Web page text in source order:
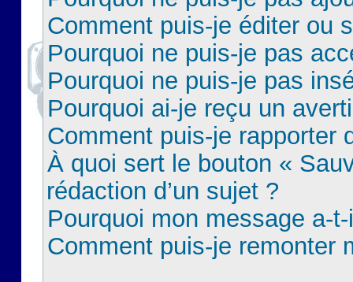
Comment puis-je éditer ou
Pourquoi ne puis-je pas
Pourquoi ne puis-je pas
Pourquoi ai-je reçu un
Comment puis-je rapporter
À quoi sert le bouton «
rédaction d’un sujet ?
Pourquoi mon message a-
Comment puis-je remonter